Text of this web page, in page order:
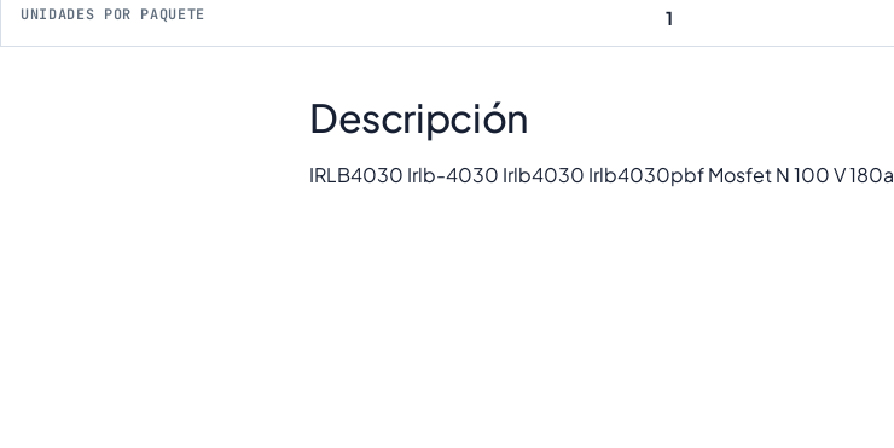
UNIDADES POR PAQUETE 1
Descripción
IRLB4030 Irlb-4030 Irlb4030 Irlb4030pbf Mosfet N 100 V 180a